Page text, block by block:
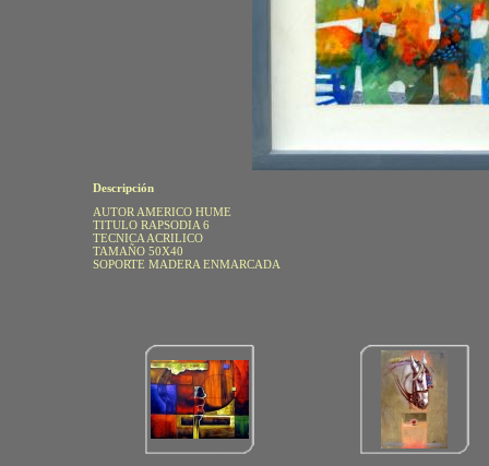
Descripción
AUTOR AMERICO HUME
TITULO RAPSODIA 6
TECNICA ACRILICO
TAMAÑO 50X40
SOPORTE MADERA ENMARCADA